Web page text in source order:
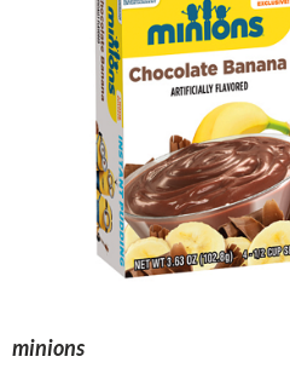
minions